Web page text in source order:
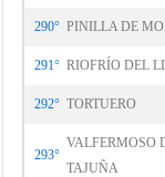
290° PINILLA DE
291° RIOFRÍO DEL
292° TORTUERO
293°
VALFERMOSO
TAJUÑA